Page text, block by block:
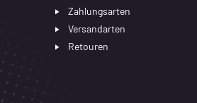
Zahlungsarten
Versandarten
Retouren